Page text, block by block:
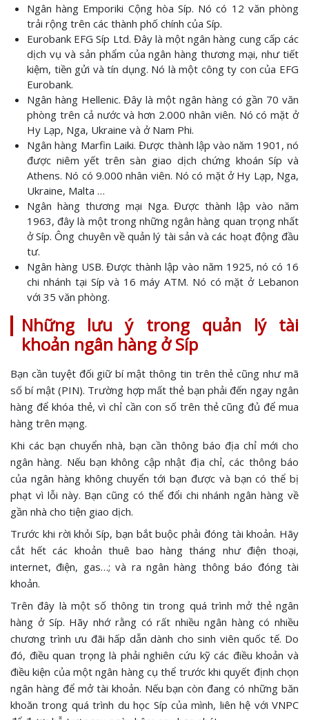
Ngân hàng Emporiki Cộng hòa Síp. Nó có 12 văn phòng
trải rộng trên các thành phố chính của Síp.
Eurobank EFG Síp Ltd. Đây là một ngân hàng cung cấp các
dịch vụ và sản phẩm của ngân hàng thương mại, như tiết
kiệm, tiền gửi và tín dụng. Nó là một công ty con của EFG
Eurobank.
Ngân hàng Hellenic. Đây là một ngân hàng có gần 70 văn
phòng trên cả nước và hơn 2.000 nhân viên. Nó có mặt ở
Hy Lạp, Nga, Ukraine và ở Nam Phi.
Ngân hàng Marfin Laiki. Được thành lập vào năm 1901, nó
được niêm yết trên sàn giao dịch chứng khoán Síp và
Athens. Nó có 9.000 nhân viên. Nó có mặt ở Hy Lạp, Nga,
Ukraine, Malta …
Ngân hàng thương mại Nga. Được thành lập vào năm
1963, đây là một trong những ngân hàng quan trọng nhất
ở Síp. Ông chuyên về quản lý tài sản và các hoạt động đầu
tư.
Ngân hàng USB. Được thành lập vào năm 1925, nó có 16
chi nhánh tại Síp và 16 máy ATM. Nó có mặt ở Lebanon
với 35 văn phòng.
Những lưu ý trong quản lý tài
khoản ngân hàng ở Síp
Bạn cần tuyệt đối giữ bí mật thông tin trên thẻ cũng như mã
số bí mật (PIN). Trường hợp mất thẻ bạn phải đến ngay ngân
hàng để khóa thẻ, vì chỉ cần con số trên thẻ cũng đủ để mua
hàng trên mạng.
Khi các bạn chuyển nhà, bạn cần thông báo địa chỉ mới cho
ngân hàng. Nếu bạn không cập nhật địa chỉ, các thông báo
của ngân hàng không chuyển tới bạn được và bạn có thể bị
phạt vì lỗi này. Bạn cũng có thể đổi chi nhánh ngân hàng về
gần nhà cho tiện giao dịch.
Trước khi rời khỏi Síp, bạn bắt buộc phải đóng tài khoản. Hãy
cắt hết các khoản thuê bao hàng tháng như điện thoại,
internet, điện, gas…; và ra ngân hàng thông báo đóng tài
khoản.
Trên đây là một số thông tin trong quá trình mở thẻ ngân
hàng ở Síp. Hãy nhớ rằng có rất nhiều ngân hàng có nhiều
chương trình ưu đãi hấp dẫn dành cho sinh viên quốc tế. Do
đó, điều quan trọng là phải nghiên cứu kỹ các điều khoản và
điều kiện của một ngân hàng cụ thể trước khi quyết định chọn
ngân hàng để mở tài khoản. Nếu bạn còn đang có những băn
khoăn trong quá trình du học Síp của mình, liên hệ với VNPC